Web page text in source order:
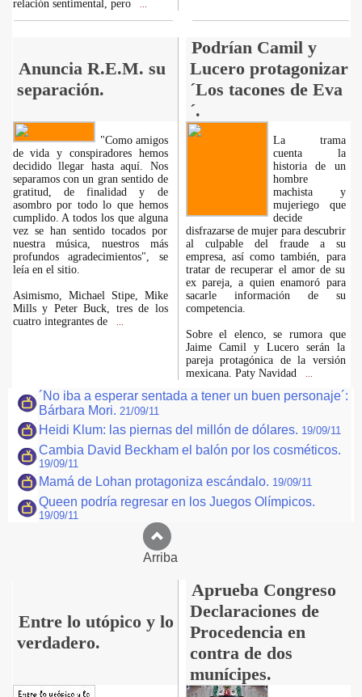
relación sentimental, pero
Anuncia R.E.M. su
separación.
Podrían Camil y
Lucero protagonizar
´Los tacones de Eva
´.
"Como amigos
de vida y conspiradores hemos
decidido llegar hasta aquí. Nos
separamos con un gran sentido de
gratitud, de finalidad y de
asombro por todo lo que hemos
cumplido. A todos los que alguna
vez se han sentido tocados por
nuestra música, nuestros más
profundos agradecimientos", se
leía en el sitio.
Asimismo, Michael Stipe, Mike
Mills y Peter Buck, tres de los
cuatro integrantes de
La trama
cuenta la
historia de un
hombre
machista y
mujeriego que
decide
disfrazarse de mujer para descubrir
al culpable del fraude a su
empresa, así como también, para
tratar de recuperar el amor de su
ex pareja, a quien enamoró para
sacarle información de su
competencia.
Sobre el elenco, se rumora que
Jaime Camil y Lucero serán la
pareja protagónica de la versión
mexicana. Paty Navidad
´No iba a esperar sentada a tener un buen personaje´:
Bárbara Mori. 21/09/11
Heidi Klum: las piernas del millón de dólares. 19/09/11
Cambia David Beckham el balón por los cosméticos.
19/09/11
Mamá de Lohan protagoniza escándalo. 19/09/11
Queen podría regresar en los Juegos Olímpicos.
19/09/11
Arriba
Entre lo utópico y lo
verdadero.
Aprueba Congreso
Declaraciones de
Procedencia en
contra de dos
munícipes.